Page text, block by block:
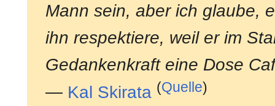
Mann sein, aber ich glaube,
ihn respektiere, weil er im
Gedankenkraft eine Dose
— Kal Skirata (Quelle)